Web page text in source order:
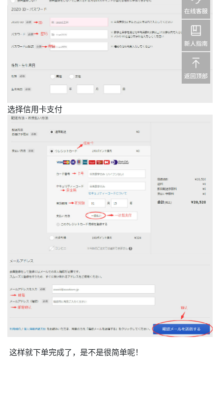
选择信用卡支付
这样就下单完成了，是不是很简单呢！